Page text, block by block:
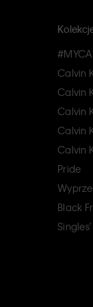
Calvin
Calvin
Calvin
Calvin
Calvin
Pride
Black